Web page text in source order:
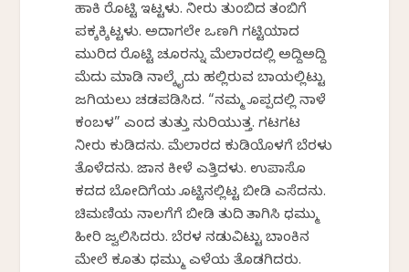
ಹಾಕಿ ರೊಟ್ಟಿ ಇಟ್ಟಳು. ನೀರು ತುಂಬಿದ ತಂಬಿಗೆ
ಪಕ್ಕಕ್ಕಿಟ್ಟಳು. ಅದಾಗಲೇ ಒಣಗಿ ಗಟ್ಟಿಯಾದ
ಮುರಿದ ರೊಟ್ಟಿ ಚೂರನ್ನು ಮೆಲಾರದಲ್ಲಿ ಅದ್ದಿಅದ್ದಿ
ಮೆದು ಮಾಡಿ ನಾಲ್ಕೈದು ಹಲ್ಲಿರುವ ಬಾಯಲ್ಲಿಟ್ಟು
ಜಗಿಯಲು ಚಡಪಡಿಸಿದ. “ನಮ್ಮ ಕೊಪ್ಪದಲ್ಲಿ ನಾಳೆ
ಕಂಬಳ” ಎಂದ ತುತ್ತು ನುರಿಯುತ್ತ. ಗಟಗಟ
ನೀರು ಕುಡಿದನು. ಮೆಲಾರದ ಕುಡಿಕೆಯೊಳಗೆ ಬೆರಳು
ತೊಳೆದನು. ಜಾನಕೆ ಕೀಳೆ ಎತ್ತಿದಳು. ಉಪಾಸೊ
ಕದದ ಬೋದಿಗೆಯ ಕೊಟ್ಟಿನಲ್ಲಿಟ್ಟ ಬೀಡಿ ಎಸೆದನು.
ಚಿಮಣಿಯ ನಾಲಗೆಗೆ ಬೀಡಿ ತುದಿ ತಾಗಿಸಿ ಧಮ್ಮು
ಹೀರಿ ಜ್ವಲಿಸಿದರು. ಬೆರಳ ನಡುವಿಟ್ಟು ಬಾಂಕಿನ
ಮೇಲೆ ಕೂತು ಧಮ್ಮು ಎಳೆಯ ತೊಡಗಿದರು.